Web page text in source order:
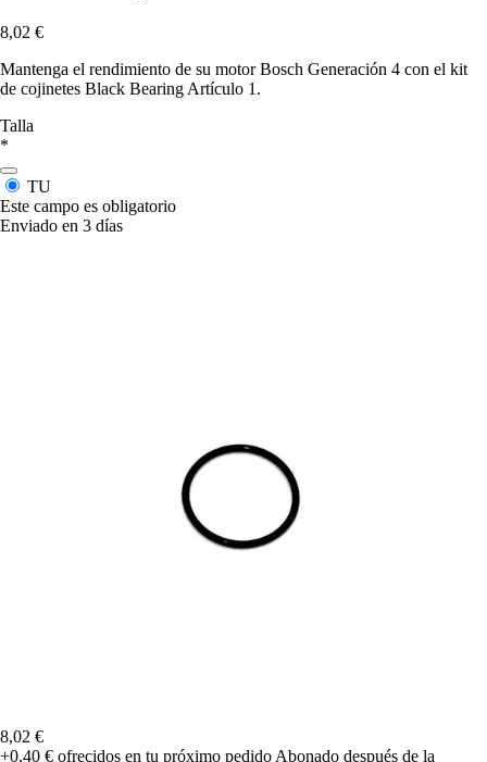
8,02 €
Mantenga el rendimiento de su motor Bosch Generación 4 con el kit
de cojinetes Black Bearing Artículo 1.
Talla
*
TU
Este campo es obligatorio
Enviado en 3 días
8,02 €
+0,40 € ofrecidos en tu próximo pedido Abonado después de la